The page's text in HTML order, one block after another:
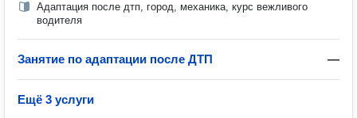
Адаптация после дтп, город, механика, курс вежливого
водителя
Занятие по адаптации после ДТП —
Ещё 3 услуги